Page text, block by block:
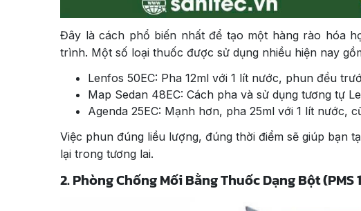
Đây là cách phổ biến nhất để tạo một hàng rào hóa
trình. Một số loại thuốc được sử dụng nhiều hiện nay
Lenfos 50EC: Pha 12ml với 1 lít nước, phun đều
Map Sedan 48EC: Cách pha và sử dụng tương tự
Agenda 25EC: Mạnh hơn, pha 25ml với 1 lít nước,
Việc phun đúng liều lượng, đúng thời điểm sẽ giúp bạn
lại trong tương lai.
2. Phòng Chống Mối Bằng Thuốc Dạng Bột (PMS